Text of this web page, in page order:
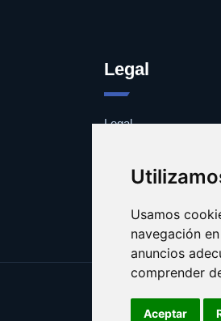
Usamos
navegación
anuncios
comprender
Aceptar
Legal
Legal
Contacto